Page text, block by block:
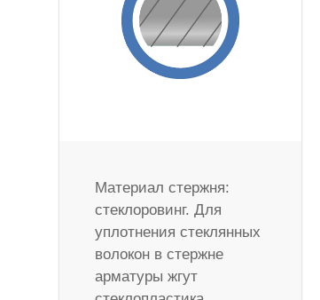
Материал стержня:
стеклоровинг. Для
уплотнения стеклянных
волокон в стержне
арматуры жгут